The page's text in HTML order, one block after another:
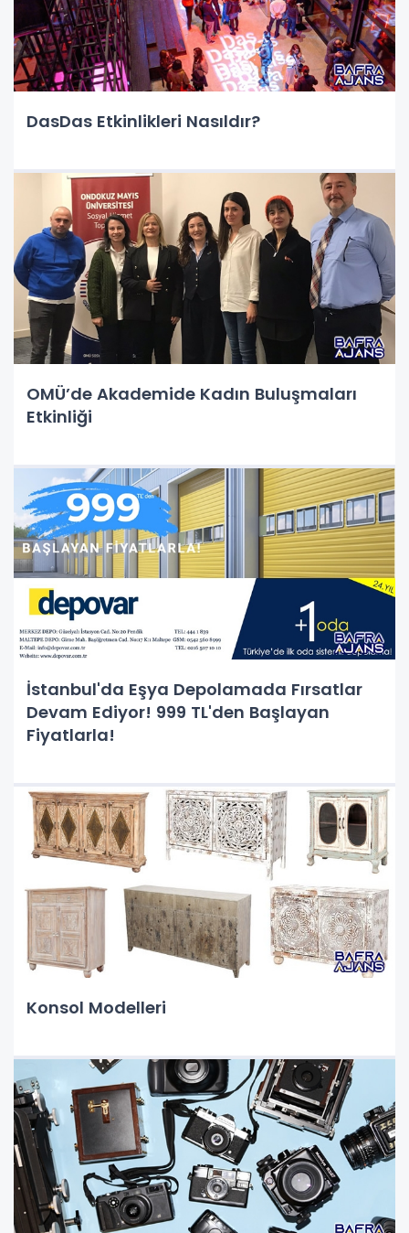
DasDas Etkinlikleri Nasıldır?
OMÜ’de Akademide Kadın Buluşmaları
Etkinliği
İstanbul'da Eşya Depolamada Fırsatlar
Devam Ediyor! 999 TL'den Başlayan
Fiyatlarla!
Konsol Modelleri